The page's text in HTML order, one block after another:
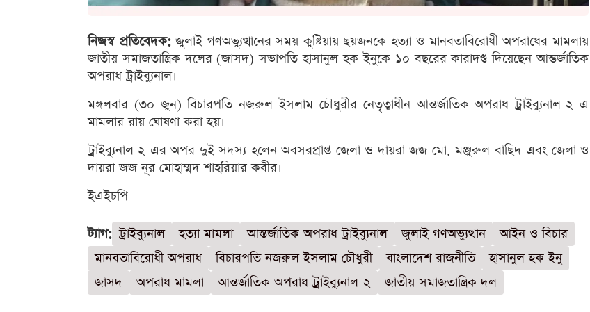
নিজস্ব প্রতিবেদক:জুলাই গণঅভ্যুত্থানের সময় কুষ্টিয়ায় ছয়জনকে হত্যা ও মানবতাবিরোধী অপরাধের মামলায়
জাতীয় সমাজতান্ত্রিক দলের (জাসদ) সভাপতি হাসানুল হক ইনুকে ১০ বছরের কারাদণ্ড দিয়েছেন আন্তর্জাতিক
অপরাধ ট্রাইব্যুনাল।
মঙ্গলবার (৩০ জুন) বিচারপতি নজরুল ইসলাম চৌধুরীর নেতৃত্বাধীন আন্তর্জাতিক অপরাধ ট্রাইব্যুনাল-২ এ
মামলার রায় ঘোষণা করা হয়।
ট্রাইব্যুনাল ২ এর অপর দুই সদস্য হলেন অবসরপ্রাপ্ত জেলা ও দায়রা জজ মো. মঞ্জুরুল বাছিদ এবং জেলা ও
দায়রা জজ নূর মোহাম্মদ শাহরিয়ার কবীর।
ইএইচপি
ট্যাগ: ট্রাইব্যুনাল হত্যা মামলা আন্তর্জাতিক অপরাধ ট্রাইব্যুনাল জুলাই গণঅভ্যুত্থান
আইন ও বিচার
মানবতাবিরোধী অপরাধ
বিচারপতি নজরুল ইসলাম চৌধুরী বাংলাদেশ রাজনীতি
হাসানুল হক ইনু
জাসদ
অপরাধ মামলা আন্তর্জাতিক অপরাধ ট্রাইব্যুনাল-২ জাতীয় সমাজতান্ত্রিক দল